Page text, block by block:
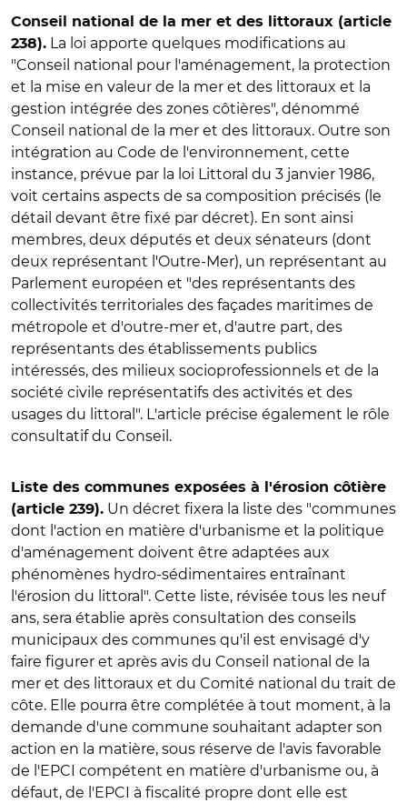
Conseil national de la mer et des littoraux (article
238). La loi apporte quelques modifications au
"Conseil national pour l'aménagement, la protection
et la mise en valeur de la mer et des littoraux et la
gestion intégrée des zones côtières", dénommé
Conseil national de la mer et des littoraux. Outre son
intégration au Code de l'environnement, cette
instance, prévue par la loi Littoral du 3 janvier 1986,
voit certains aspects de sa composition précisés (le
détail devant être fixé par décret). En sont ainsi
membres, deux députés et deux sénateurs (dont
deux représentant l'Outre-Mer), un représentant au
Parlement européen et "des représentants des
collectivités territoriales des façades maritimes de
métropole et d'outre-mer et, d'autre part, des
représentants des établissements publics
intéressés, des milieux socioprofessionnels et de la
société civile représentatifs des activités et des
usages du littoral". L'article précise également le rôle
consultatif du Conseil.
Liste des communes exposées à l'érosion côtière
(article 239). Un décret fixera la liste des "communes
dont l'action en matière d'urbanisme et la politique
d'aménagement doivent être adaptées aux
phénomènes hydro-sédimentaires entraînant
l'érosion du littoral". Cette liste, révisée tous les neuf
ans, sera établie après consultation des conseils
municipaux des communes qu'il est envisagé d'y
faire figurer et après avis du Conseil national de la
mer et des littoraux et du Comité national du trait de
côte. Elle pourra être complétée à tout moment, à la
demande d'une commune souhaitant adapter son
action en la matière, sous réserve de l'avis favorable
de l'EPCI compétent en matière d'urbanisme ou, à
défaut, de l'EPCI à fiscalité propre dont elle est